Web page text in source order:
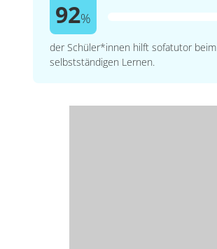
92%
der Schüler*innen hilft sofatutor beim
selbstständigen Lernen.